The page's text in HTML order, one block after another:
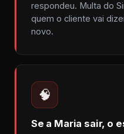
respondeu. Multa do
quem o cliente vai
novo.
🧠
Se a Maria sair, o